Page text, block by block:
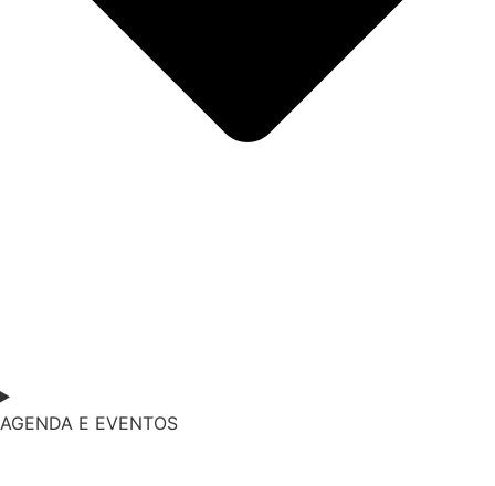
AGENDA E EVENTOS